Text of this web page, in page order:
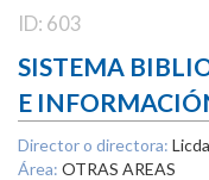
ID: 603
SISTEMA
E
Director o directora:
Área: OTRAS AREAS